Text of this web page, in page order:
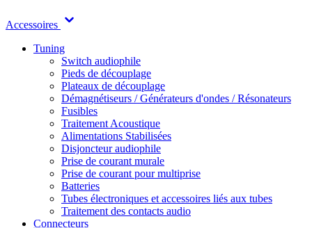
Accessoires
Tuning
Switch audiophile
Pieds de découplage
Plateaux de découplage
Démagnétiseurs / Générateurs d'ondes / Résonateurs
Fusibles
Traitement Acoustique
Alimentations Stabilisées
Disjoncteur audiophile
Prise de courant murale
Prise de courant pour multiprise
Batteries
Tubes électroniques et accessoires liés aux tubes
Traitement des contacts audio
Connecteurs